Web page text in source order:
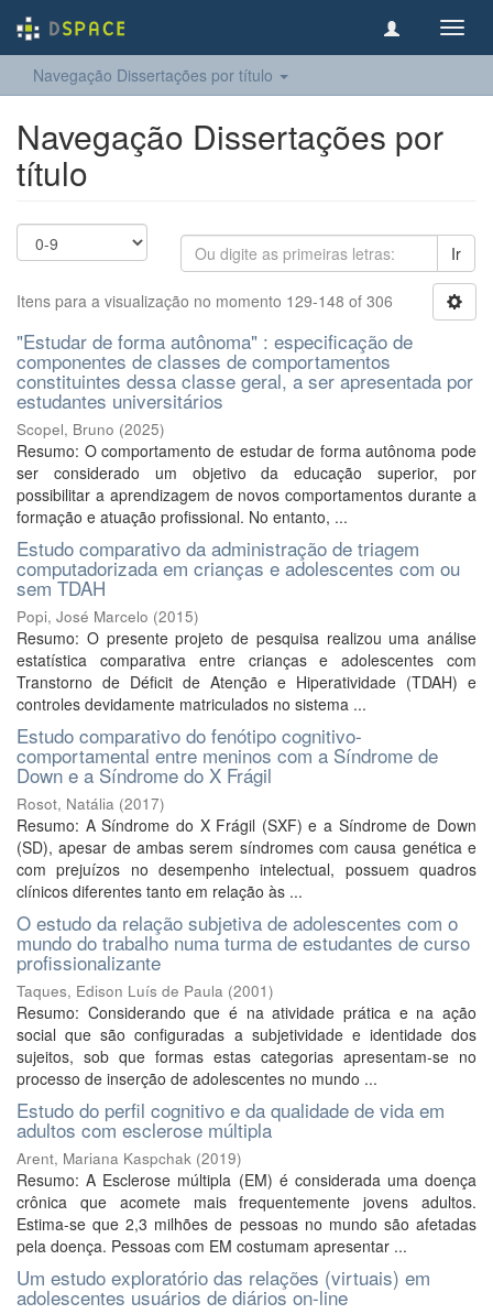
Navegação Dissertações por título
Navegação Dissertações por
título
Ir
Itens para a visualização no momento 129-148 of 306
"Estudar de forma autônoma" : especificação de
componentes de classes de comportamentos
constituintes dessa classe geral, a ser apresentada por
estudantes universitários
Scopel, Bruno (2025)
Resumo: O comportamento de estudar de forma autônoma pode
ser considerado um objetivo da educação superior, por
possibilitar a aprendizagem de novos comportamentos durante a
formação e atuação profissional. No entanto, ...
Estudo comparativo da administração de triagem
computadorizada em crianças e adolescentes com ou
sem TDAH
Popi, José Marcelo (2015)
Resumo: O presente projeto de pesquisa realizou uma análise
estatística comparativa entre crianças e adolescentes com
Transtorno de Déficit de Atenção e Hiperatividade (TDAH) e
controles devidamente matriculados no sistema ...
Estudo comparativo do fenótipo cognitivo-
comportamental entre meninos com a Síndrome de
Down e a Síndrome do X Frágil
Rosot, Natália (2017)
Resumo: A Síndrome do X Frágil (SXF) e a Síndrome de Down
(SD), apesar de ambas serem síndromes com causa genética e
com prejuízos no desempenho intelectual, possuem quadros
clínicos diferentes tanto em relação às ...
O estudo da relação subjetiva de adolescentes com o
mundo do trabalho numa turma de estudantes de curso
profissionalizante
Taques, Edison Luís de Paula (2001)
Resumo: Considerando que é na atividade prática e na ação
social que são configuradas a subjetividade e identidade dos
sujeitos, sob que formas estas categorias apresentam-se no
processo de inserção de adolescentes no mundo ...
Estudo do perfil cognitivo e da qualidade de vida em
adultos com esclerose múltipla
Arent, Mariana Kaspchak (2019)
Resumo: A Esclerose múltipla (EM) é considerada uma doença
crônica que acomete mais frequentemente jovens adultos.
Estima-se que 2,3 milhões de pessoas no mundo são afetadas
pela doença. Pessoas com EM costumam apresentar ...
Um estudo exploratório das relações (virtuais) em
adolescentes usuários de diários on-line